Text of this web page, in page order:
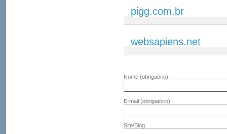
pigg.com.br
websapiens.net
Nome (obrigaório)
E-mail (obrigatório)
Site/Blog